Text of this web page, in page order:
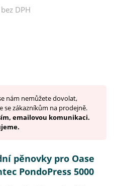
DPH
nám nemůžete dovolat,
se zákazníkům na prodejně.
emailovou komunikaci.
pěnovky pro Oase
PondoPress 5000